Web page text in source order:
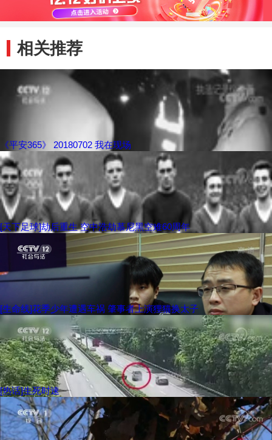
相关推荐
《平安365》 20180702 我在现场
[天下足球]劫后重生 空中浩劫慕尼黑空难60周年
[生命线]花季少年遭遇车祸 肇事者上演狸猫换太子
[热话]生死时速